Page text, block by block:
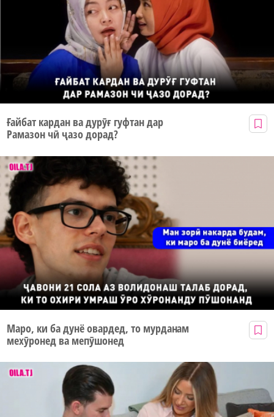
Ғайбат кардан ва дурӯғ гуфтан дар
Рамазон чӣ ҷазо дорад?
Маро, ки ба дунё овардед, то мурданам
мехӯронед ва мепӯшонед